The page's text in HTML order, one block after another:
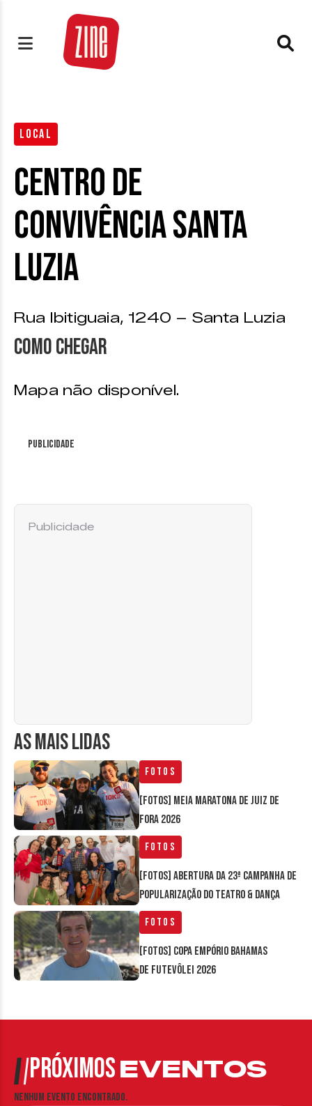
LOCAL
Centro de
Convivência Santa
Luzia
Rua Ibitiguaia, 1240 – Santa Luzia
Como chegar
Mapa não disponível.
Publicidade
AS MAIS LIDAS
Fotos
[FOTOS] Meia Maratona de Juiz de
Fora 2026
Fotos
[FOTOS] Abertura da 23ª Campanha de
Popularização do Teatro & Dança
Fotos
[FOTOS] Copa Empório Bahamas
de Futevôlei 2026
Publicidade
PRÓXIMOSEVENTOS
Nenhum evento encontrado.